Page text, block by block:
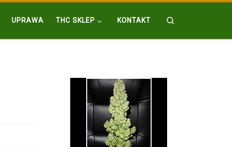
UPRAWA THC SKLEP KONTAKT